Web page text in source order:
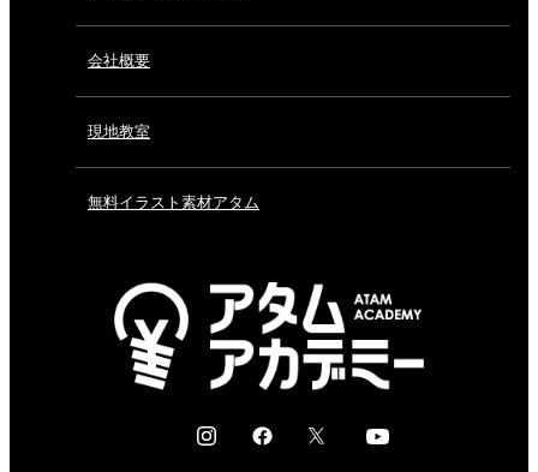
会社概要
現地教室
無料イラスト素材アタム
I
F
X
Y